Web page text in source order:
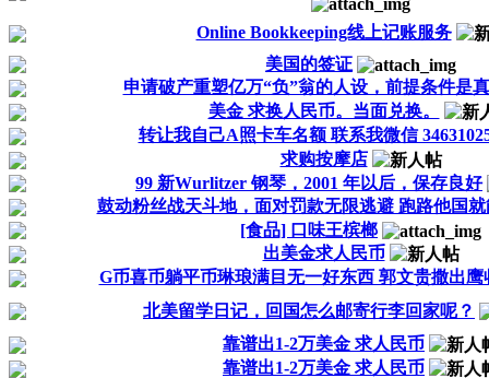
Online Bookkeeping线上记账服务
美国的签证
申请破产重塑亿万“负”翁的人设，前提条件是
美金 求换人民币。当面兑换。
转让我自己A照卡车名额 联系我微信
求购按摩店
99 新Wurlitzer 钢琴，2001 年以后，保存良好
鼓动粉丝战天斗地，面对罚款无限逃避 跑路他国就
[食品] 口味王槟榔
出美金求人民币
G币喜币躺平币琳琅满目无一好东西 郭文贵撒出鹰
北美留学日记，回国怎么邮寄行李回家呢？
靠谱出1-2万美金 求人民币
靠谱出1-2万美金 求人民币